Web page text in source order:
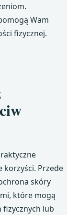
Wam
fizycznej.
korzyści. Przede
skóry
które mogą
fizycznych lub